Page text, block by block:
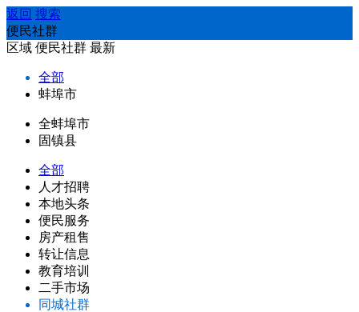
返回 搜索
便民社群
区域 便民社群 最新
全部
蚌埠市
全蚌埠市
固镇县
全部
人才招聘
本地头条
便民服务
房产租售
转让信息
教育培训
二手市场
同城社群